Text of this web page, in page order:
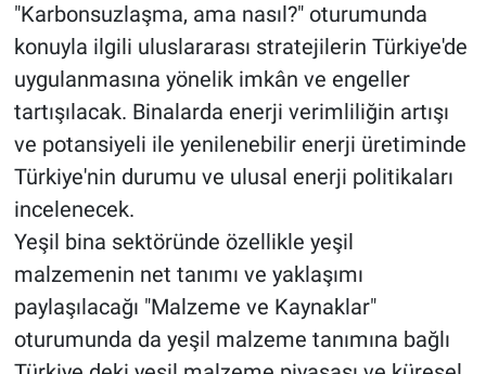
"Karbonsuzlaşma, ama nasıl?" oturumunda
konuyla ilgili uluslararası stratejilerin Türkiye'de
uygulanmasına yönelik imkân ve engeller
tartışılacak. Binalarda enerji verimliliğin artışı
ve potansiyeli ile yenilenebilir enerji üretiminde
Türkiye'nin durumu ve ulusal enerji politikaları
incelenecek.
Yeşil bina sektöründe özellikle yeşil
malzemenin net tanımı ve yaklaşımı
paylaşılacağı "Malzeme ve Kaynaklar"
oturumunda da yeşil malzeme tanımına bağlı